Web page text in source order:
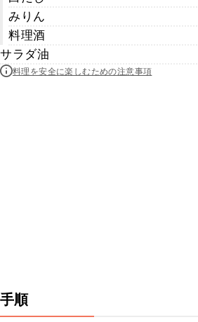
みりん
料理酒
サラダ油
料理を安全に楽しむための注意事項
手順